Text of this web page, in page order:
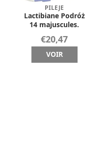
PILEJE
Lactibiane Podróż
14 majuscules.
€20,47
VOIR